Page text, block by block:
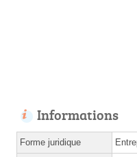
Informations
Forme juridique